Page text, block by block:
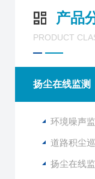
产品
PRODUCT
扬尘在线监测
环境噪声
道路积尘
扬尘在线